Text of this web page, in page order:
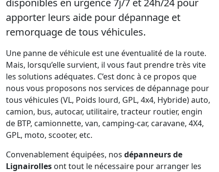
disponibles en urgence 7j/7 et 24h/24 pour
apporter leurs aide pour dépannage et
remorquage de tous véhicules.
Une panne de véhicule est une éventualité de la route.
Mais, lorsqu’elle survient, il vous faut prendre très vite
les solutions adéquates. C’est donc à ce propos que
nous vous proposons nos services de dépannage pour
tous véhicules (VL, Poids lourd, GPL, 4x4, Hybride) auto,
camion, bus, autocar, utilitaire, tracteur routier, engin
de BTP, camionnette, van, camping-car, caravane, 4X4,
GPL, moto, scooter, etc.
Convenablement équipées, nos dépanneurs de
Lignairolles ont tout le nécessaire pour arranger les